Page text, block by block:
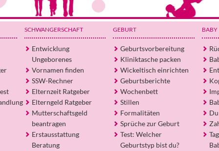
SCHWANGERSCHAFT
Entwicklung
Ungeborenes
Vornamen finden
SSW-Rechner
Elternzeit Ratgeber
Elterngeld Ratgeber
Mutterschaftsgeld
beantragen
Erstausstattung
Beratung
GEBURT
Geburtsvorbereitung
Kliniktasche packen
Wickeltisch einrichten
Geburtsberichte
Wochenbett
Stillen
Formalitäten
Sprüche zur Geburt
Test: Welcher
Geburtstyp bist du?
BABY